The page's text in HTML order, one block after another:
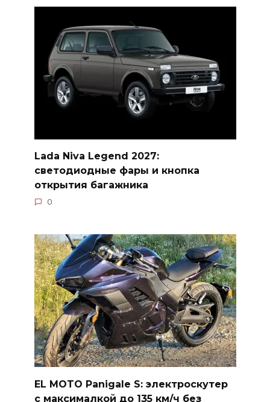
Lada Niva Legend 2027:
светодиодные фары и кнопка
открытия багажника
0
EL MOTO Panigale S: электроскутер
с максималкой до 135 км/ч без